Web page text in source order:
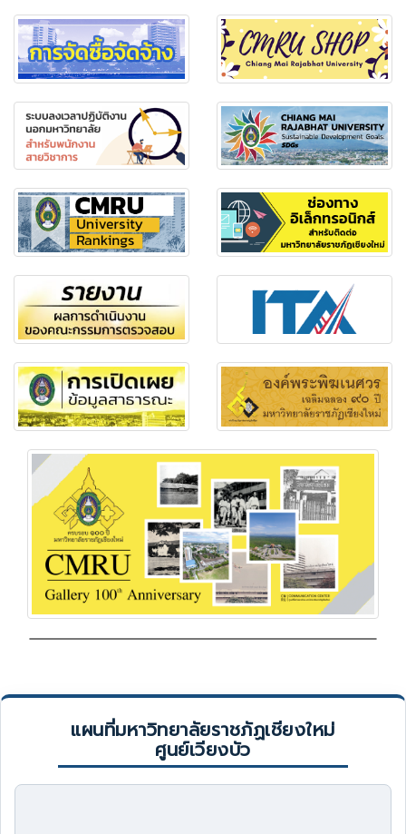
แผนที่มหาวิทยาลัยราชภัฏเชียงใหม่
ศูนย์เวียงบัว